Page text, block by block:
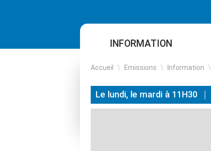
INFORMATION
Accueil \ Emissions \ Information \
Le lundi, le mardi à 11H30